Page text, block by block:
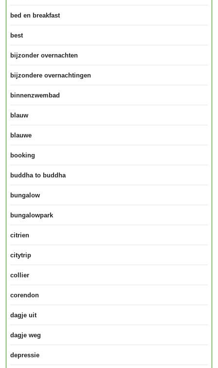
bed en breakfast
best
bijzonder overnachten
bijzondere overnachtingen
binnenzwembad
blauw
blauwe
booking
buddha to buddha
bungalow
bungalowpark
citrien
citytrip
collier
corendon
dagje uit
dagje weg
depressie